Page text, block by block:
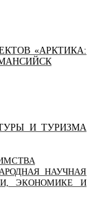
«АРКТИКА:
И ТУРИЗМА
НАУЧНАЯ
ЭКОНОМИКЕ И